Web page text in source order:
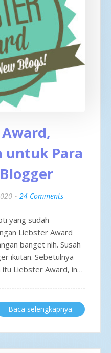
untuk Para
24 Comments
yang sudah
Liebster Award
banget nih. Susah
ikutan. Sebetulnya
itu Liebster Award, in…
Baca selengkapnya